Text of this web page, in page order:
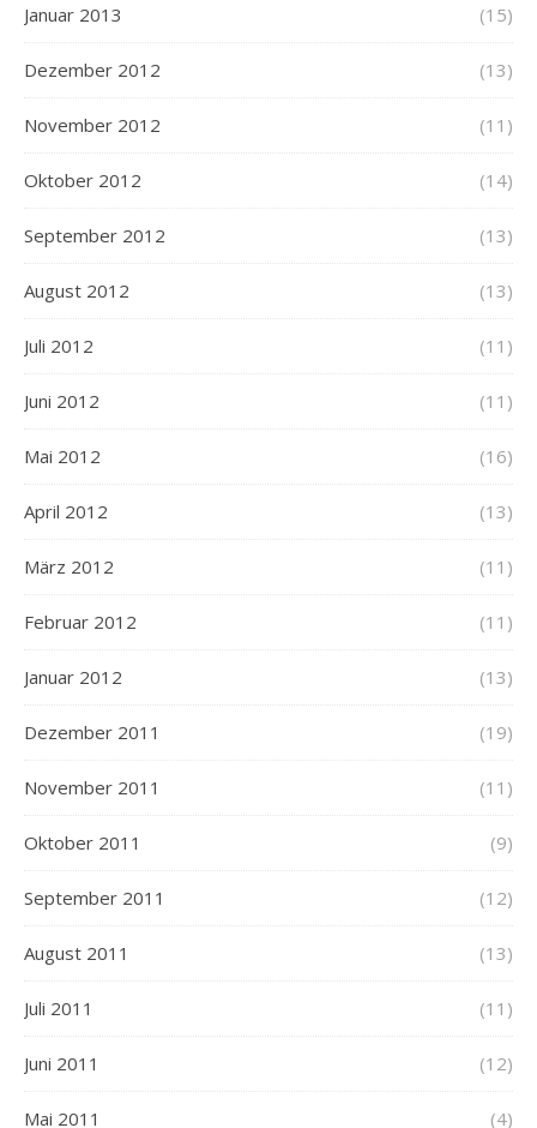
Januar 2013 (15)
Dezember 2012 (13)
November 2012 (11)
Oktober 2012 (14)
September 2012 (13)
August 2012 (13)
Juli 2012 (11)
Juni 2012 (11)
Mai 2012 (16)
April 2012 (13)
März 2012 (11)
Februar 2012 (11)
Januar 2012 (13)
Dezember 2011 (19)
November 2011 (11)
Oktober 2011 (9)
September 2011 (12)
August 2011 (13)
Juli 2011 (11)
Juni 2011 (12)
Mai 2011 (4)